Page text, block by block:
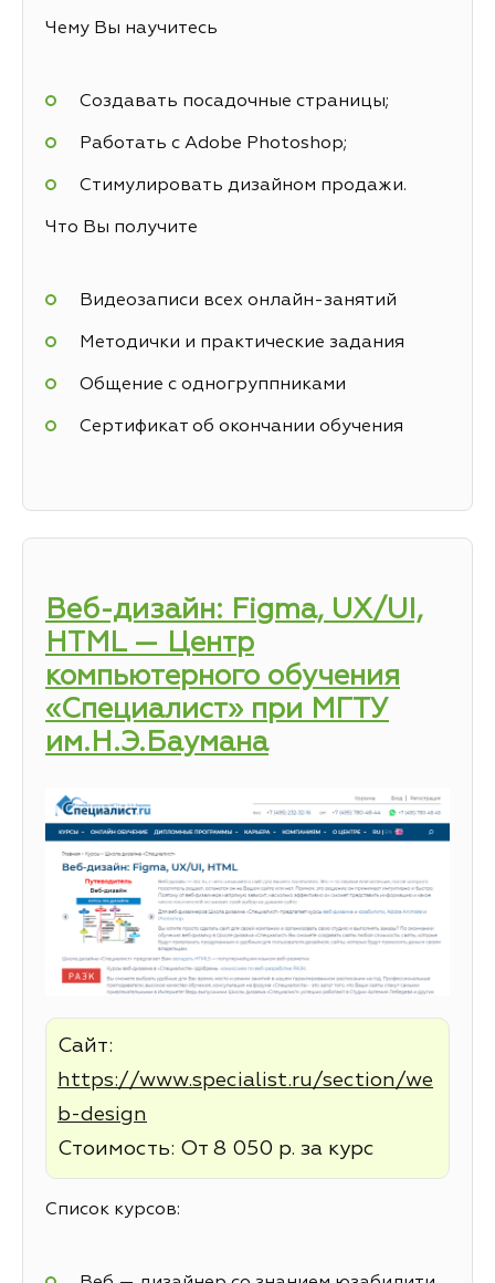
Чему Вы научитесь
Создавать посадочные страницы;
Работать с Adobe Photoshop;
Стимулировать дизайном продажи.
Что Вы получите
Видеозаписи всех онлайн-занятий
Методички и практические задания
Общение с одногруппниками
Сертификат об окончании обучения
Веб-дизайн: Figma, UX/UI,
HTML — Центр
компьютерного обучения
«Специалист» при МГТУ
им.Н.Э.Баумана
Сайт:
https://www.specialist.ru/section/we
b-design
Стоимость: От 8 050 р. за курс
Список курсов: